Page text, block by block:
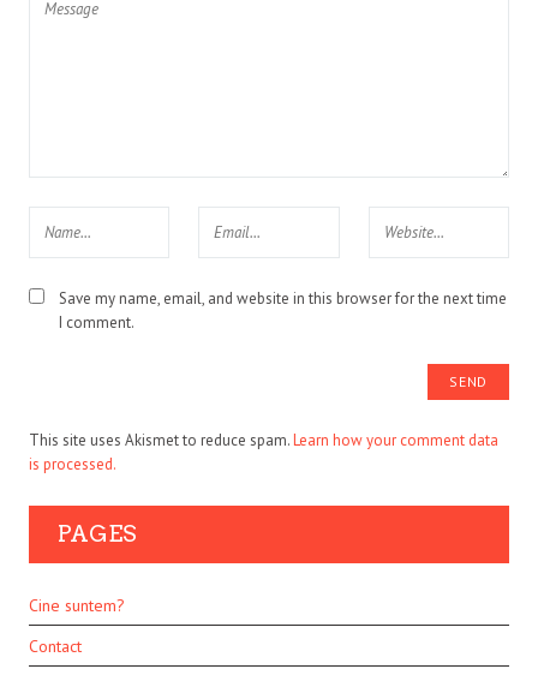
Save my name, email, and website in this browser for the next time
I comment.
This site uses Akismet to reduce spam.Learn how your comment data
is processed.
PAGES
Cine suntem?
Contact